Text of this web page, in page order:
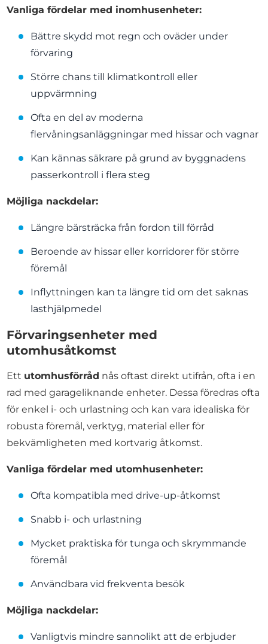
Vanliga fördelar med inomhusenheter:
Bättre skydd mot regn och oväder under
förvaring
Större chans till klimatkontroll eller
uppvärmning
Ofta en del av moderna
flervåningsanläggningar med hissar och vagnar
Kan kännas säkrare på grund av byggnadens
passerkontroll i flera steg
Möjliga nackdelar:
Längre bärsträcka från fordon till förråd
Beroende av hissar eller korridorer för större
föremål
Inflyttningen kan ta längre tid om det saknas
lasthjälpmedel
Förvaringsenheter med
utomhusåtkomst
Ett utomhusförråd nås oftast direkt utifrån, ofta i en
rad med garageliknande enheter. Dessa föredras ofta
för enkel i- och urlastning och kan vara idealiska för
robusta föremål, verktyg, material eller för
bekvämligheten med kortvarig åtkomst.
Vanliga fördelar med utomhusenheter:
Ofta kompatibla med drive-up-åtkomst
Snabb i- och urlastning
Mycket praktiska för tunga och skrymmande
föremål
Användbara vid frekventa besök
Möjliga nackdelar:
Vanligtvis mindre sannolikt att de erbjuder